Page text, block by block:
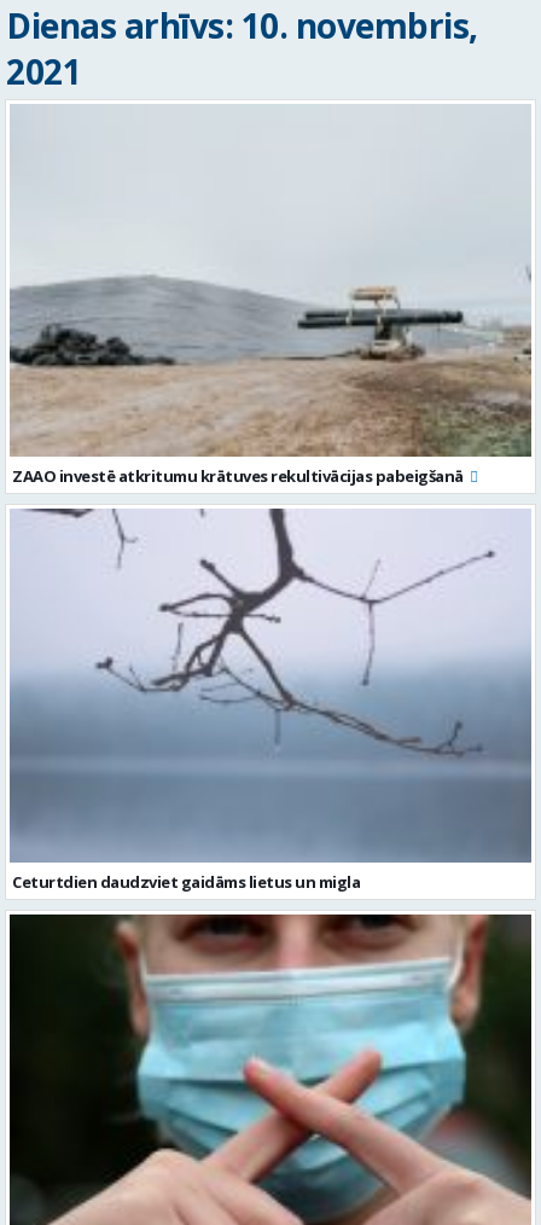
Dienas arhīvs: 10. novembris,
2021
ZAAO investē atkritumu krātuves rekultivācijas pabeigšanā
Ceturtdien daudzviet gaidāms lietus un migla